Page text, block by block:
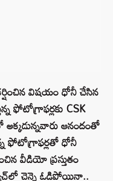
విషయం ధోనీ చేసిన
ఫోటోగ్రాఫర్లకు CSK
ఆనందంతో
ఫోటోగ్రాఫర్లతో ధోనీ
వీడియో ప్రస్తుతం
చెన్నై ఓడిపోయినా..